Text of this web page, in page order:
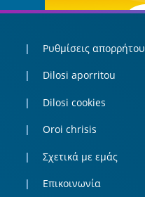
Ρυθμίσεις απορρήτου
Dilosi aporritou
Dilosi cookies
Oroi chrisis
Σχετικά με εμάς
Επικοινωνία